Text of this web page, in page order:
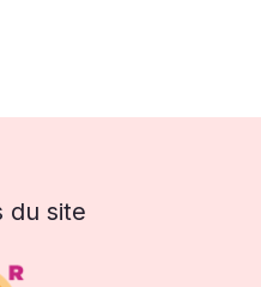
du site